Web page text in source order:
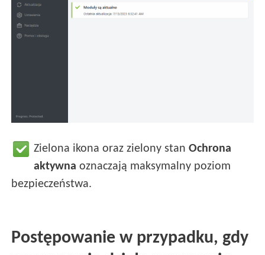
Zielona ikona oraz zielony stanOchrona
aktywna oznaczają maksymalny poziom
bezpieczeństwa.
Postępowanie w przypadku, gdy